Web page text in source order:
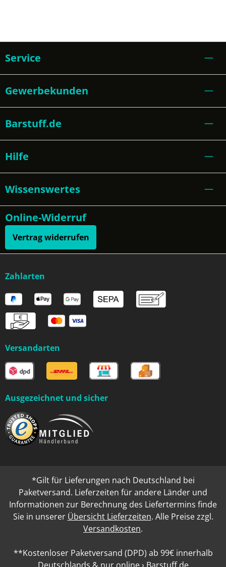
Service
Gewerbekunden
Barstuff.de
Hilfe
Wissenswertes
Online-Widerruf
Vertrag widerrufen
Zahlarten
Versandarten
Ausgezeichnet und sicher
*Gilt für Lieferungen nach Deutschland bei
Paketversand. Lieferzeiten für andere Länder und
Informationen zur Berechnung des Liefertermins finde
Sie in unserer Übersicht Lieferzeiten. Alle Preise zzgl.
Versandkosten.
**Kostenloser Paketversand (DPD) ab 99€ innerhalb